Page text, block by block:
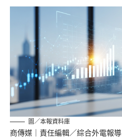
圖／本報資料庫
商傳媒 ｜責任編輯／綜合外電報導